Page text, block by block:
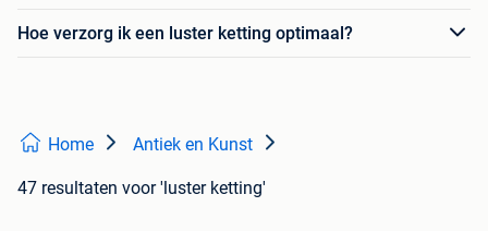
Hoe verzorg ik een luster ketting optimaal?
Home Antiek en Kunst
47 resultaten voor 'luster ketting'